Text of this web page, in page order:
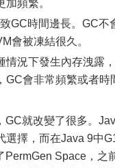
頻繁。
GC時間邊長。GC不
會被凍結很久。
情況下發生內存洩露
GC會非常頻繁或者時
GC就改變了很多。
選擇，而在Java 9中
PermGen Space，之